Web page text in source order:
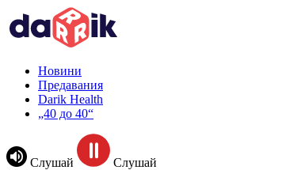
Новини
Предавания
Darik Health
„40 до 40“
Слушай Слушай